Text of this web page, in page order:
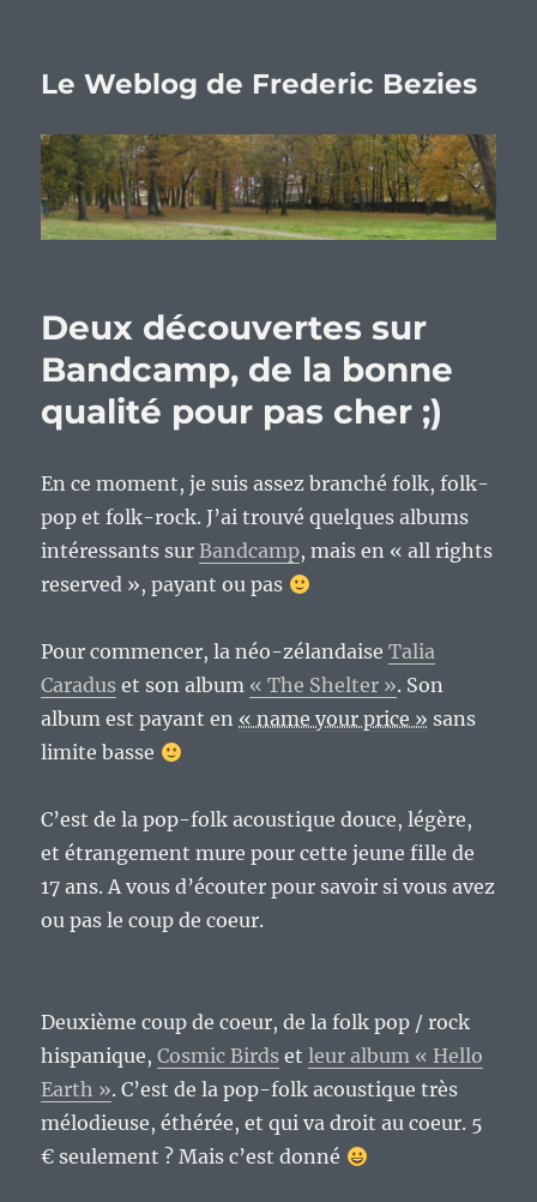
Le Weblog de Frederic Bezies
Deux découvertes sur
Bandcamp, de la bonne
qualité pour pas cher ;)
En ce moment, je suis assez branché folk, folk-
pop et folk-rock. J’ai trouvé quelques albums
intéressants surBandcamp, mais en « all rights
reserved », payant ou pas
Pour commencer, la néo-zélandaiseTalia
Caradus et son album « The Shelter ». Son
album est payant en « name your price » sans
limite basse
C’est de la pop-folk acoustique douce, légère,
et étrangement mure pour cette jeune fille de
17 ans. A vous d’écouter pour savoir si vous avez
ou pas le coup de coeur.
Deuxième coup de coeur, de la folk pop / rock
hispanique,Cosmic Birds etleur album « Hello
Earth ». C’est de la pop-folk acoustique très
mélodieuse, éthérée, et qui va droit au coeur. 5
€ seulement ? Mais c’est donné